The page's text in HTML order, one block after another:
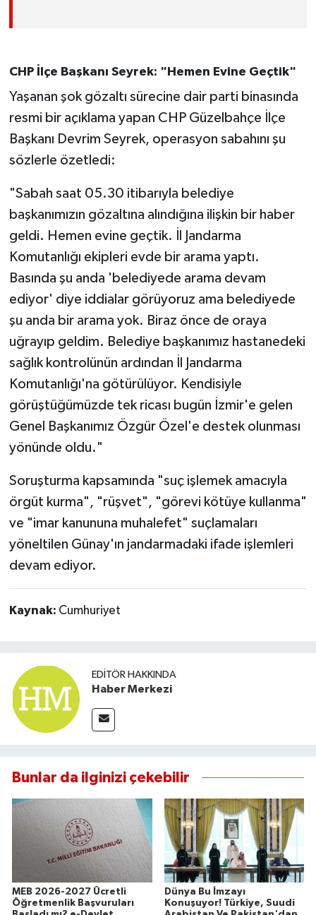
CHP İlçe Başkanı Seyrek: "Hemen Evine Geçtik"
Yaşanan şok gözaltı sürecine dair parti binasında
resmi bir açıklama yapan CHP Güzelbahçe İlçe
Başkanı Devrim Seyrek, operasyon sabahını şu
sözlerle özetledi:
"Sabah saat 05.30 itibarıyla belediye
başkanımızın gözaltına alındığına ilişkin bir haber
geldi. Hemen evine geçtik. İl Jandarma
Komutanlığı ekipleri evde bir arama yaptı.
Basında şu anda 'belediyede arama devam
ediyor' diye iddialar görüyoruz ama belediyede
şu anda bir arama yok. Biraz önce de oraya
uğrayıp geldim. Belediye başkanımız hastanedeki
sağlık kontrolünün ardından İl Jandarma
Komutanlığı'na götürülüyor. Kendisiyle
görüştüğümüzde tek ricası bugün İzmir'e gelen
Genel Başkanımız Özgür Özel'e destek olunması
yönünde oldu."
Soruşturma kapsamında "suç işlemek amacıyla
örgüt kurma", "rüşvet", "görevi kötüye kullanma"
ve "imar kanununa muhalefet" suçlamaları
yöneltilen Günay'ın jandarmadaki ifade işlemleri
devam ediyor.
Kaynak: Cumhuriyet
EDITÖR HAKKINDA
Haber Merkezi
Bunlar da ilginizi çekebilir
MEB 2026-2027 Ücretli
Öğretmenlik Başvuruları
Dünya Bu İmzayı
Konuşuyor! Türkiye, Suudi
TÜRKİYE
VİZYONDAKİLER
YAŞAM